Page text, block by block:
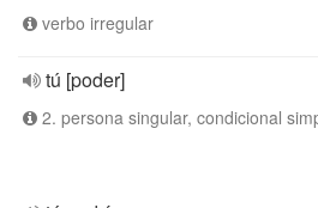
verbo irregular
tú [poder]
2. persona singular, condicional